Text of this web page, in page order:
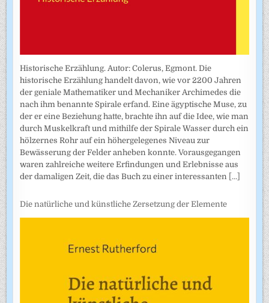
Historische Erzählung. Autor: Colerus, Egmont. Die
historische Erzählung handelt davon, wie vor 2200 Jahren
der geniale Mathematiker und Mechaniker Archimedes die
nach ihm benannte Spirale erfand. Eine ägyptische Muse, zu
der er eine Beziehung hatte, brachte ihn auf die Idee, wie man
durch Muskelkraft und mithilfe der Spirale Wasser durch ein
hölzernes Rohr auf ein höhergelegenes Niveau zur
Bewässerung der Felder anheben konnte. Vorausgegangen
waren zahlreiche weitere Erfindungen und Erlebnisse aus
der damaligen Zeit, die das Buch zu einer interessanten [...]
Die natürliche und künstliche Zersetzung der Elemente